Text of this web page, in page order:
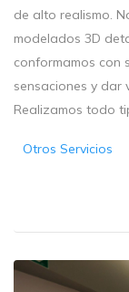
de alto realismo.
modelados 3D
conformamos con
sensaciones y dar
Realizamos todo
Otros Servicios